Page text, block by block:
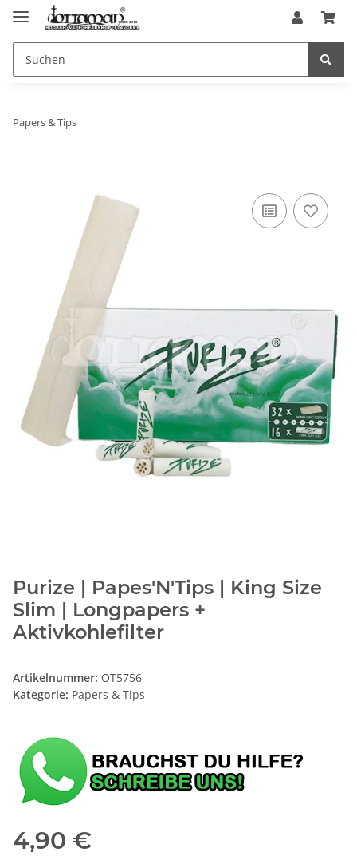
Papers & Tips
Purize | Papes'N'Tips | King Size
Slim | Longpapers +
Aktivkohlefilter
Artikelnummer: OT5756
Kategorie: Papers & Tips
4,90 €